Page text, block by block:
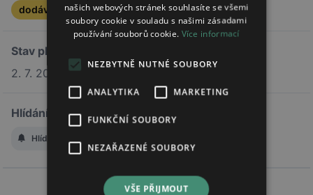
dodávka ukončena
Stav platí od
2. 7. 2025
Hlídání změny stavu
Hlídat změnu stavu
našich webových stránek souhlasíte se všemi
soubory cookie v souladu s našimi zásadami
používání souborů cookie. Více informací
NEZBYTNĚ NUTNÉ SOUBORY
ANALYTIKA MARKETING
FUNKČNÍ SOUBORY
NEZAŘAZENÉ SOUBORY
VŠE PŘIJMOUT